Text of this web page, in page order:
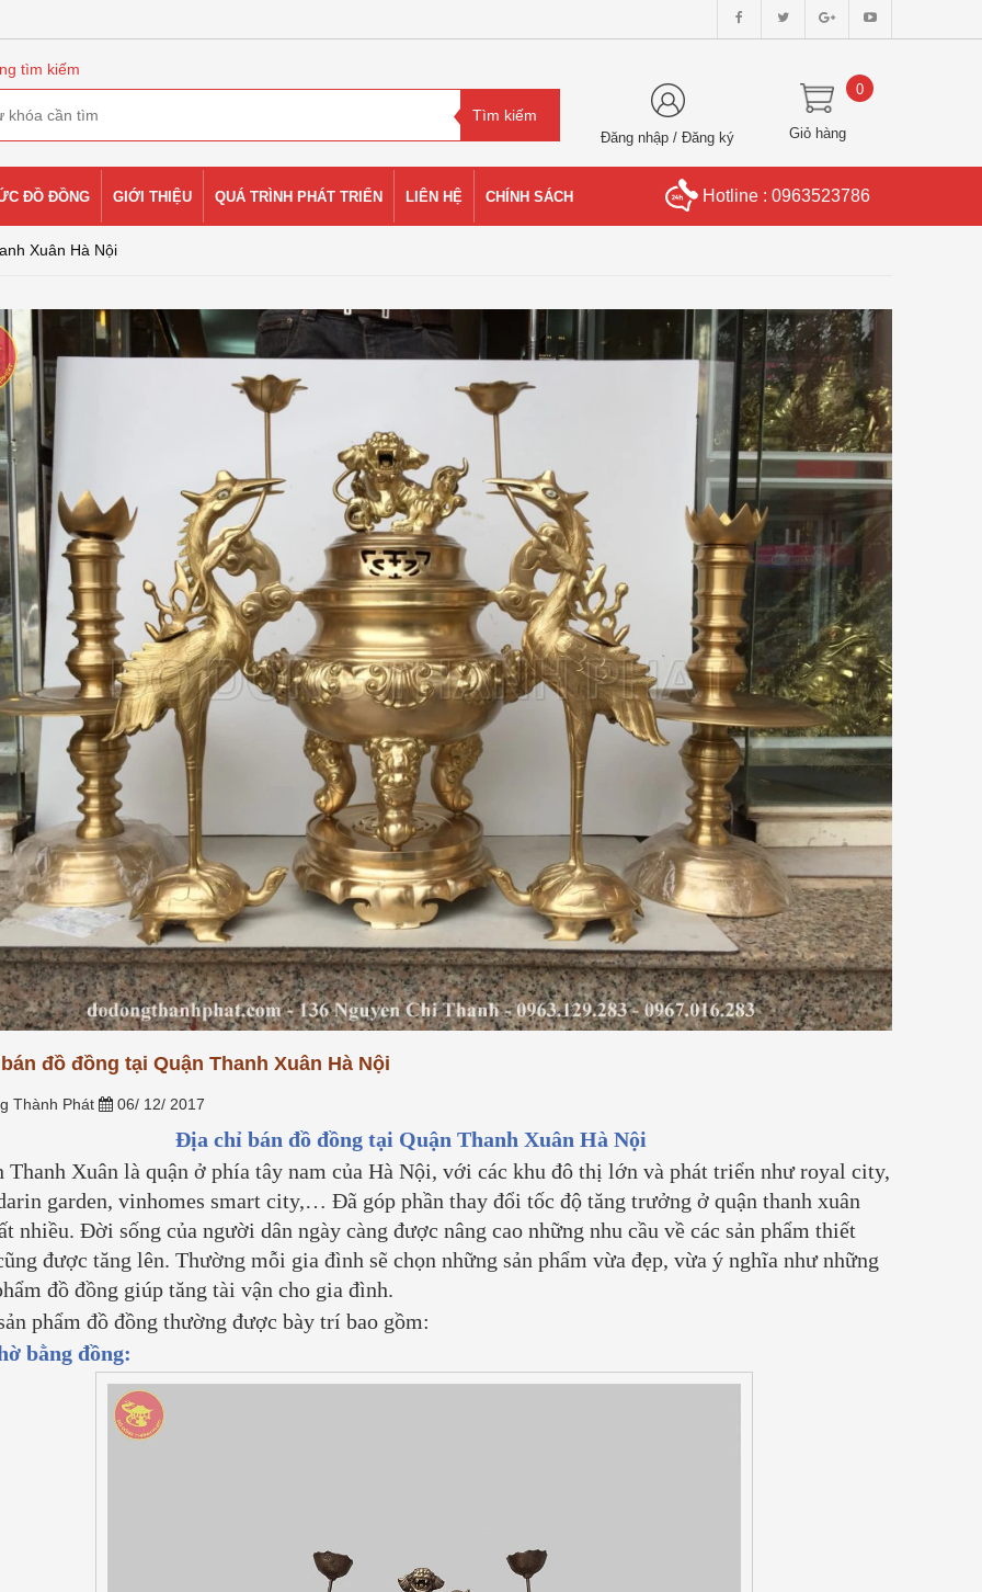
tìm kiếm
Đăng nhập /Đăng ký Giỏ hàng
0
ĐỒ ĐỒNG GIỚI THIỆU QUÁ TRÌNH PHÁT TRIỂN LIÊN HỆ CHÍNH SÁCH Hotline : 0963523786
Xuân Hà Nội
ngũ sắc tại đồ đồng
Thành Phát
đã bao giờ các bác
một bộ đỉnh khảm ngũ
trị cao gấp nhiều lần
phổ thông, hay tại sao
sợi bạc lại...[Xem
Tư Vấn Phong Thủy Đồ Đồng
Đồ Đồng Thành Phát
06/ 04/ 2026
Trong không gian tâm linh của mỗi
gia đình Việt, bộ đồ thờ bằng đồng
không chỉ là vật phẩm trưng bày
đơn thuần, mà còn là 'sợi dây' kết
nối tâm thức giữa con cháu và tổ
tiên. Tuy...[Xem thêm...]
Giải thích về ưu điểm của đồng Catut
so với các loại đồng khác
Đồ Đồng Thành Phát
06/ 04/ 2026
Đồng Catut là gì? Đồng Catut thực
chất là loại đồng vàng chất lượng
cao, thường được lấy từ vỏ đạn
quân sự (vỏ đạn pháo, vỏ đạn liên
xô cũ). Đặc điểm của loại đồng này
Chế Tác Đồ
Xưởng Đồ Đồng
mà là báu vật
đồ đồng tại Quận Thanh Xuân Hà Nội
Thành Phát 06/ 12/ 2017
Địa chỉ bán đồ đồng tại Quận Thanh Xuân Hà Nội
Thanh Xuân là quận ở phía tây nam của Hà Nội, với các khu đô thị lớn và phát triển như royal city,
garden, vinhomes smart city,… Đã góp phần thay đổi tốc độ tăng trưởng ở quận thanh xuân
nhiều. Đời sống của người dân ngày càng được nâng cao những nhu cầu về các sản phẩm thiết
được tăng lên. Thường mỗi gia đình sẽ chọn những sản phẩm vừa đẹp, vừa ý nghĩa như những
đồ đồng giúp tăng tài vận cho gia đình.
phẩm đồ đồng thường được bày trí bao gồm:
bằng đồng: